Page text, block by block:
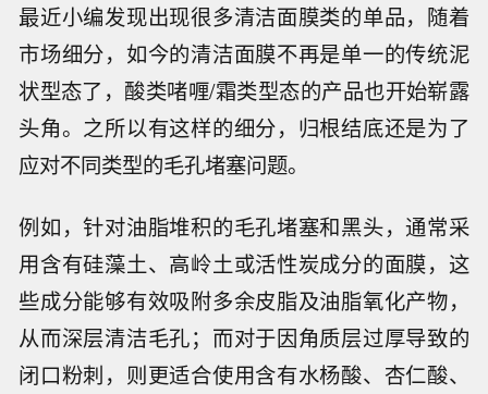
最近小编发现出现很多清洁面膜类的单品，随着
市场细分，如今的清洁面膜不再是单一的传统泥
状型态了，酸类啫喱/霜类型态的产品也开始崭露
头角。之所以有这样的细分，归根结底还是为了
应对不同类型的毛孔堵塞问题。
例如，针对油脂堆积的毛孔堵塞和黑头，通常采
用含有硅藻土、高岭土或活性炭成分的面膜，这
些成分能够有效吸附多余皮脂及油脂氧化产物，
从而深层清洁毛孔；而对于因角质层过厚导致的
闭口粉刺，则更适合使用含有水杨酸、杏仁酸、